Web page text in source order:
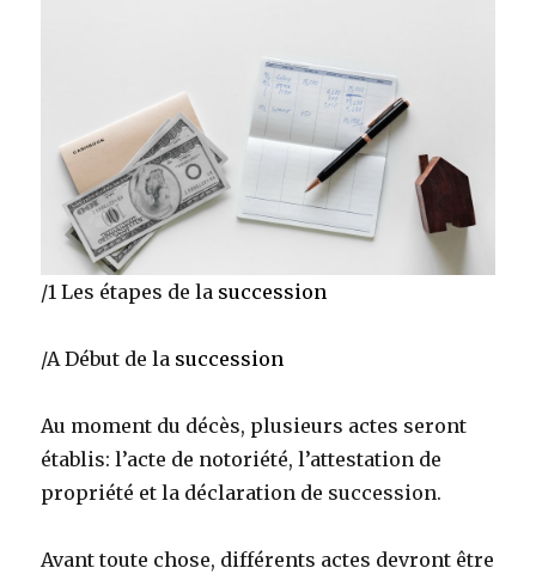
/1 Les étapes de la succession
/A Début de la succession
Au moment du décès, plusieurs actes seront
établis: l’acte de notoriété, l’attestation de
propriété et la déclaration de succession.
Avant toute chose, différents actes devront être